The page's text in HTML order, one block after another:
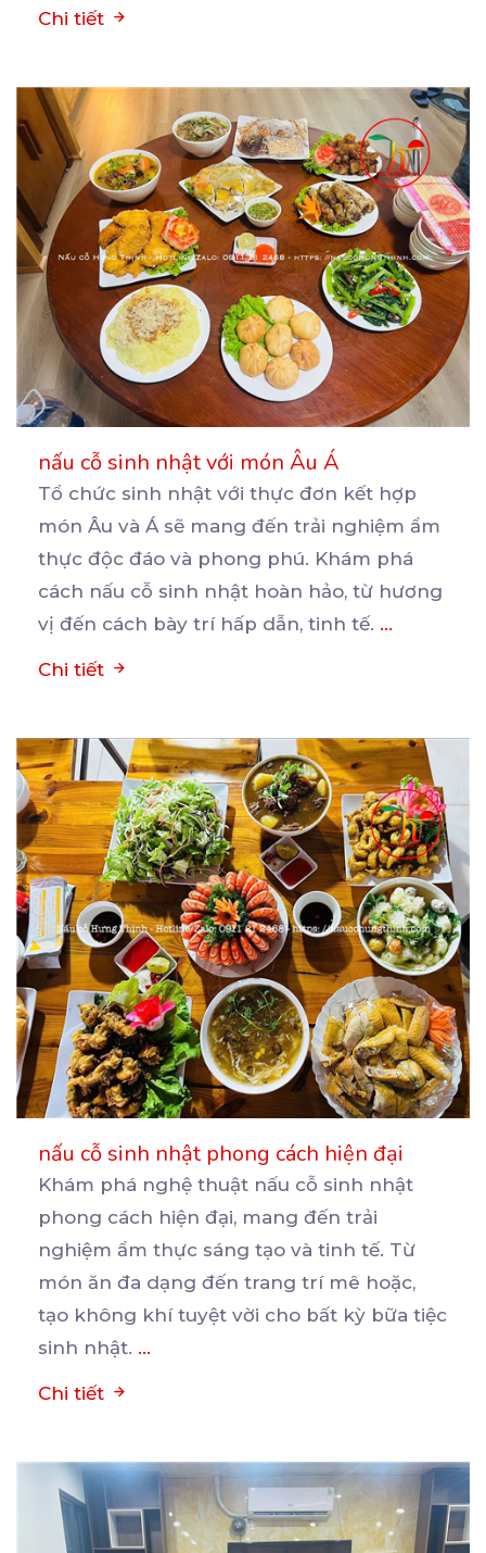
Chi tiết
nấu cỗ sinh nhật với món Âu Á
Tổ chức sinh nhật với thực đơn kết hợp
món Âu và Á sẽ mang đến trải nghiệm ẩm
thực độc đáo và phong phú. Khám phá
cách nấu cỗ sinh nhật hoàn hảo, từ hương
vị đến cách bày trí hấp dẫn, tinh tế. ...
Chi tiết
nấu cỗ sinh nhật phong cách hiện đại
Khám phá nghệ thuật nấu cỗ sinh nhật
phong cách hiện đại, mang đến trải
nghiệm ẩm thực sáng tạo và tinh tế. Từ
món ăn đa dạng đến trang trí mê hoặc,
tạo không khí tuyệt vời cho bất kỳ bữa tiệc
sinh nhật. ...
Chi tiết